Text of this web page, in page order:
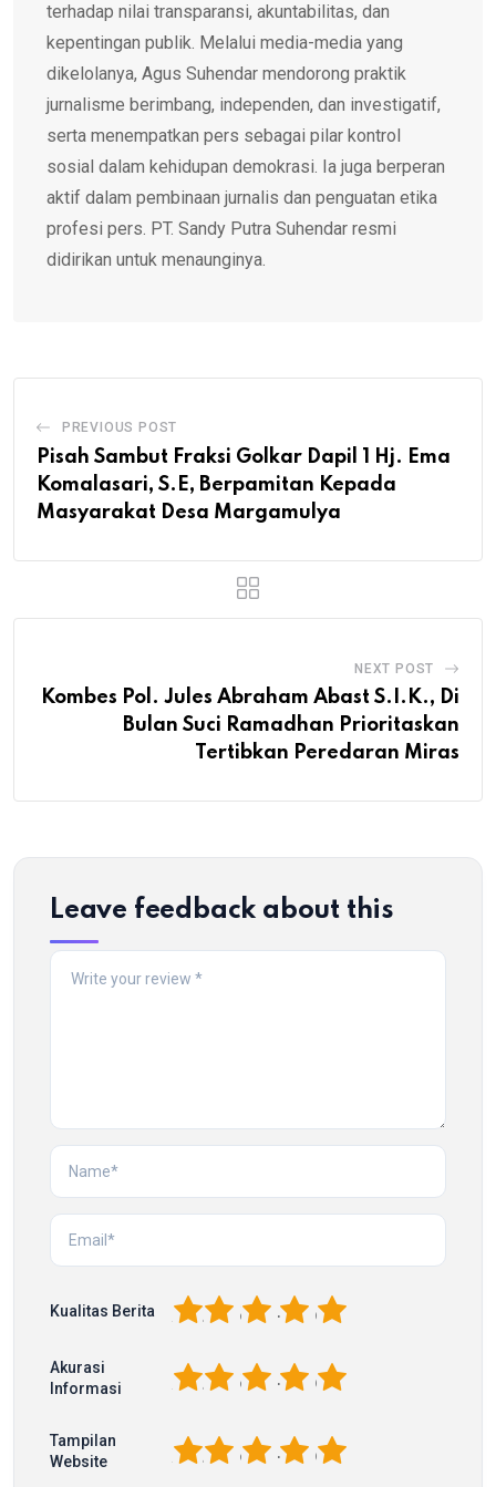
terhadap nilai transparansi, akuntabilitas, dan
kepentingan publik. Melalui media-media yang
dikelolanya, Agus Suhendar mendorong praktik
jurnalisme berimbang, independen, dan investigatif,
serta menempatkan pers sebagai pilar kontrol
sosial dalam kehidupan demokrasi. Ia juga berperan
aktif dalam pembinaan jurnalis dan penguatan etika
profesi pers. PT. Sandy Putra Suhendar resmi
didirikan untuk menaunginya.
PREVIOUS POST
Pisah Sambut Fraksi Golkar Dapil 1 Hj. Ema
Komalasari, S.E, Berpamitan Kepada
Masyarakat Desa Margamulya
NEXT POST
Kombes Pol. Jules Abraham Abast S.I.K., Di
Bulan Suci Ramadhan Prioritaskan
Tertibkan Peredaran Miras
Leave feedback about this
Kualitas Berita 5
4
3
2
Akurasi
Informasi
5
4
3
2
Tampilan
Website
5
4
3
2